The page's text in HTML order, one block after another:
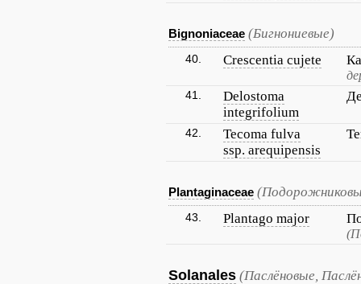
Bignoniaceae (Бигнониевые)
40. Crescentia cujete
41.
Delostoma
integrifolium
42.
Tecoma fulva
ssp. arequipensis
Plantaginaceae
43. Plantago major
Solanales (Паслёновые,